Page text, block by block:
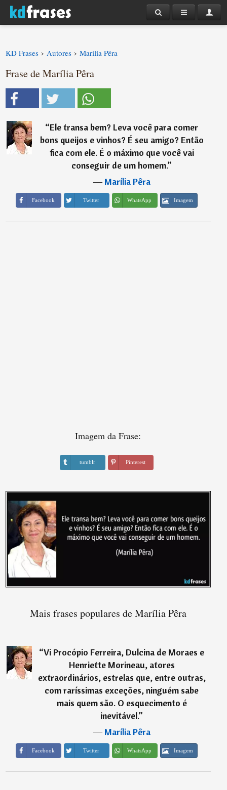
KD Frases › Autores › Marília Pêra
Frase de Marília Pêra
“Ele transa bem? Leva você para comer
bons queijos e vinhos? É seu amigo? Então
fica com ele. É o máximo que você vai
conseguir de um homem.”
―Marília Pêra
Facebook Twitter WhatsApp Imagem
Imagem da Frase:
tumblr Pinterest
Mais frases populares de Marília Pêra
“Vi Procópio Ferreira, Dulcina de Moraes e
Henriette Morineau, atores
extraordinários, estrelas que, entre outras,
com raríssimas exceções, ninguém sabe
mais quem são. O esquecimento é
inevitável.”
―Marília Pêra
Facebook Twitter WhatsApp Imagem